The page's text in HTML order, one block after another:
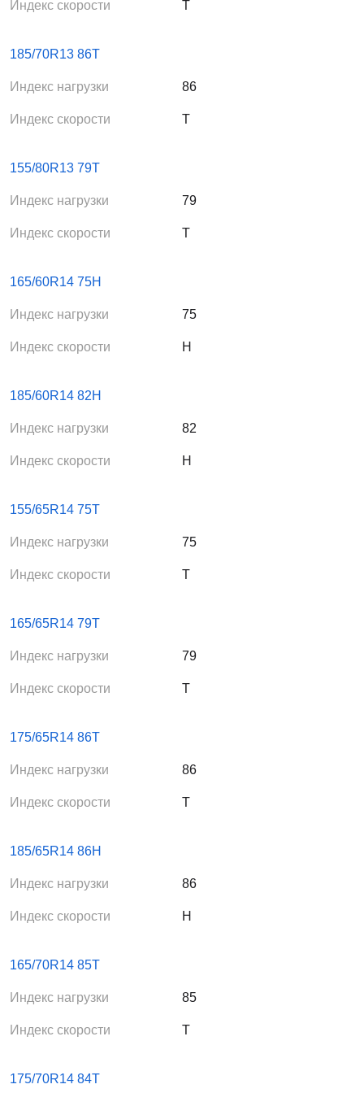
Индекс скорости T
185/70R13 86T
Индекс нагрузки 86
Индекс скорости T
155/80R13 79T
Индекс нагрузки 79
Индекс скорости T
165/60R14 75H
Индекс нагрузки 75
Индекс скорости H
185/60R14 82H
Индекс нагрузки 82
Индекс скорости H
155/65R14 75T
Индекс нагрузки 75
Индекс скорости T
165/65R14 79T
Индекс нагрузки 79
Индекс скорости T
175/65R14 86T
Индекс нагрузки 86
Индекс скорости T
185/65R14 86H
Индекс нагрузки 86
Индекс скорости H
165/70R14 85T
Индекс нагрузки 85
Индекс скорости T
175/70R14 84T